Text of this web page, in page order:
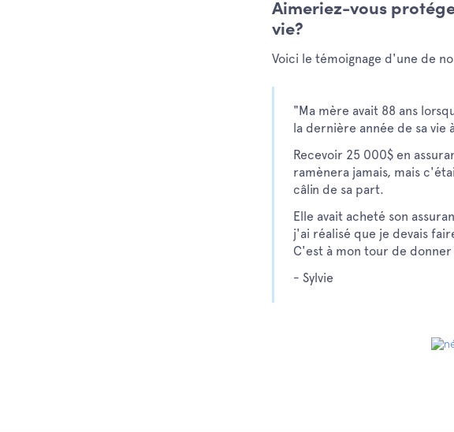
Aimeriez-vous
vie?
Voici le témoignage d'une de
"Ma mère avait 88 ans
la dernière année de sa vie
Recevoir 25 000$ en
ramènera jamais, mais
câlin de sa part.
Elle avait acheté son
j'ai réalisé que je devais
C'est à mon tour de
- Sylvie